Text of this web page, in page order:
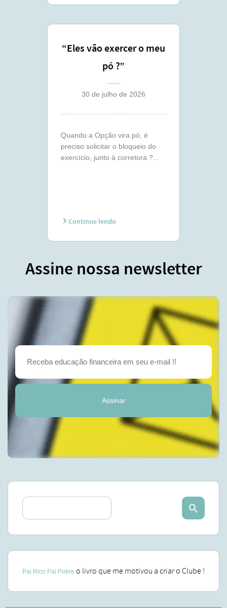
“Eles vão exercer o meu
pó ?”
30 de julho de 2026
Quando a Opção vira pó, é
preciso solicitar o bloqueio do
exercício, junto à corretora ?...
Continue lendo
Assine nossa newsletter
Assinar
Pai Rico Pai Pobre o livro que me motivou a criar o Clube !